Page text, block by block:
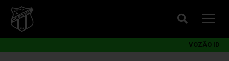
VOZÃO ID